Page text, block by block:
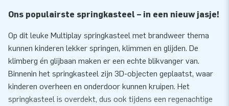
Ons populairste springkasteel – in een nieuw jasje!
Op dit leuke Multiplay springkasteel met brandweer thema
kunnen kinderen lekker springen, klimmen en glijden. De
klimberg én glijbaan maken er een echte blikvanger van.
Binnenin het springkasteel zijn 3D-objecten geplaatst, waar
kinderen overheen en onderdoor kunnen kruipen. Het
springkasteel is overdekt, dus ook tijdens een regenachtige